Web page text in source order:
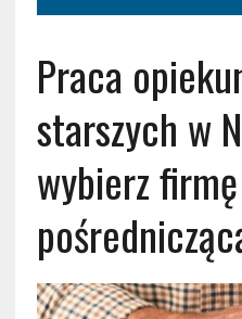
Praca
starszych w
wybierz firmę